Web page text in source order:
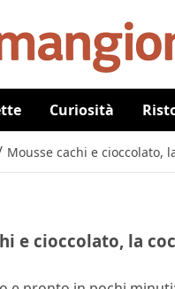
Curiosità
Mousse cachi e cioccolato,
e cioccolato, la